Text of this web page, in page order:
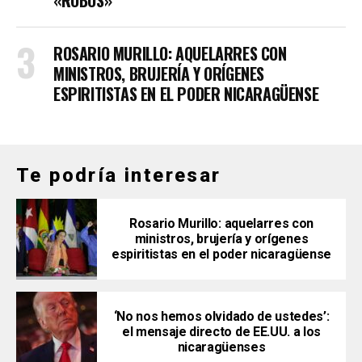
ROSARIO MURILLO: AQUELARRES CON
MINISTROS, BRUJERÍA Y ORÍGENES
ESPIRITISTAS EN EL PODER NICARAGÜENSE
Te podría interesar
Rosario Murillo: aquelarres con
ministros, brujería y orígenes
espiritistas en el poder nicaragüense
‘No nos hemos olvidado de ustedes’:
el mensaje directo de EE.UU. a los
nicaragüenses